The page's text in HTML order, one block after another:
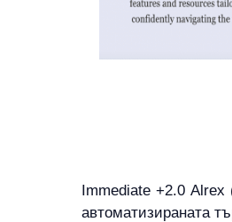
Immediate +2.0 Alrex
автоматизираната